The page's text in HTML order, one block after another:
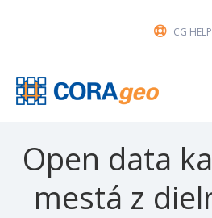
CG
Open data
mestá z